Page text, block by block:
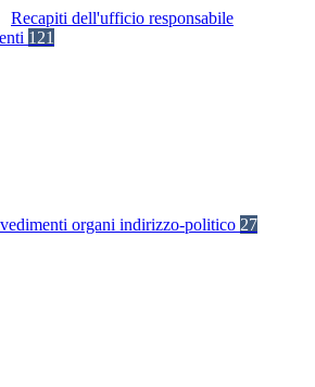
Recapiti dell'ufficio responsabile
121
organi indirizzo-politico 27